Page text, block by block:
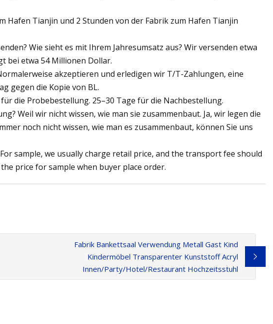
Hafen Tianjin und 2 Stunden von der Fabrik zum Hafen Tianjin
Wie sieht es mit Ihrem Jahresumsatz aus? Wir versenden etwa
bei etwa 54 Millionen Dollar.
akzeptieren und erledigen wir T/T-Zahlungen, eine
gegen die Kopie von BL.
die Probebestellung. 25–30 Tage für die Nachbestellung.
Weil wir nicht wissen, wie man sie zusammenbaut. Ja, wir legen die
noch nicht wissen, wie man es zusammenbaut, können Sie uns
sample, we usually charge retail price, and the transport fee should
price for sample when buyer place order.
Fabrik Bankettsaal Verwendung Metall Gast Kind
Kindermöbel Transparenter Kunststoff Acryl
Innen/Party/Hotel/Restaurant Hochzeitsstuhl